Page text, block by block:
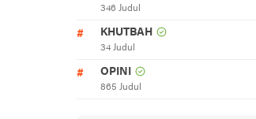
346 Judul
KHUTBAH
34 Judul
OPINI
865 Judul